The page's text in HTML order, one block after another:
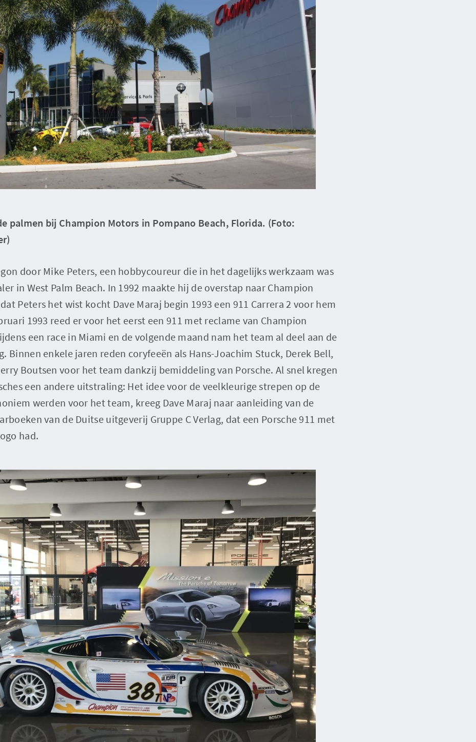
palmen bij Champion Motors in Pompano Beach, Florida. (Foto:
door Mike Peters, een hobbycoureur die in het dagelijks werkzaam was
in West Palm Beach. In 1992 maakte hij de overstap naar Champion
Peters het wist kocht Dave Maraj begin 1993 een 911 Carrera 2 voor hem
1993 reed er voor het eerst een 911 met reclame van Champion
een race in Miami en de volgende maand nam het team al deel aan de
Binnen enkele jaren reden coryfeeën als Hans-Joachim Stuck, Derek Bell,
Boutsen voor het team dankzij bemiddeling van Porsche. Al snel kregen
een andere uitstraling: Het idee voor de veelkleurige strepen op de
werden voor het team, kreeg Dave Maraj naar aanleiding van de
van de Duitse uitgeverij Gruppe C Verlag, dat een Porsche 911 met
had.